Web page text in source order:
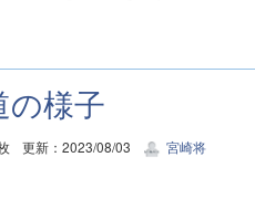
の様子
更新：2023/08/03 宮崎将